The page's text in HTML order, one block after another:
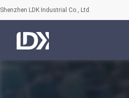
Shenzhen LDK Industrial Co., Ltd.